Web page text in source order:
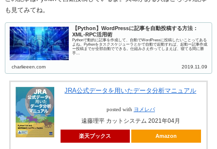
も見てみてね。
【Python】WordPressに記事を自動投稿する方法：
XML-RPC活用術
Pythonで動的に記事を作成して、自動でWordPressに投稿したいことってある
よね。Pythonをタスクスケジューラとかで自動で起動すれば、起動ー記事作成
ー投稿までが全部自動でできる。仕組みさえ作ってしまえば、寝てる間に勝
手…
charlieeen.com 2019.11.09
JRA公式データを用いたデータ分析マニュアル
posted with ヨメレバ
遠藤理平 カットシステム 2021年04月
楽天ブックス Amazon